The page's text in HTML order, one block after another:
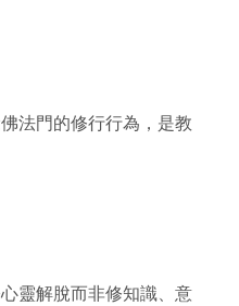
法門的修行行為，是教
靈解脫而非修知識、意